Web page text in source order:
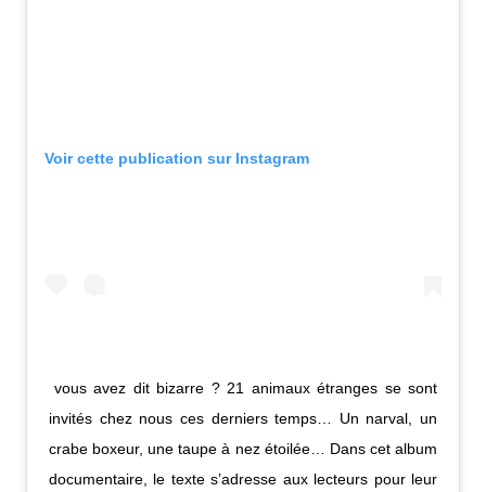
Voir cette publication sur Instagram
vous avez dit bizarre ? 21 animaux étranges se sont
invités chez nous ces derniers temps… Un narval, un
crabe boxeur, une taupe à nez étoilée… Dans cet album
documentaire, le texte s’adresse aux lecteurs pour leur